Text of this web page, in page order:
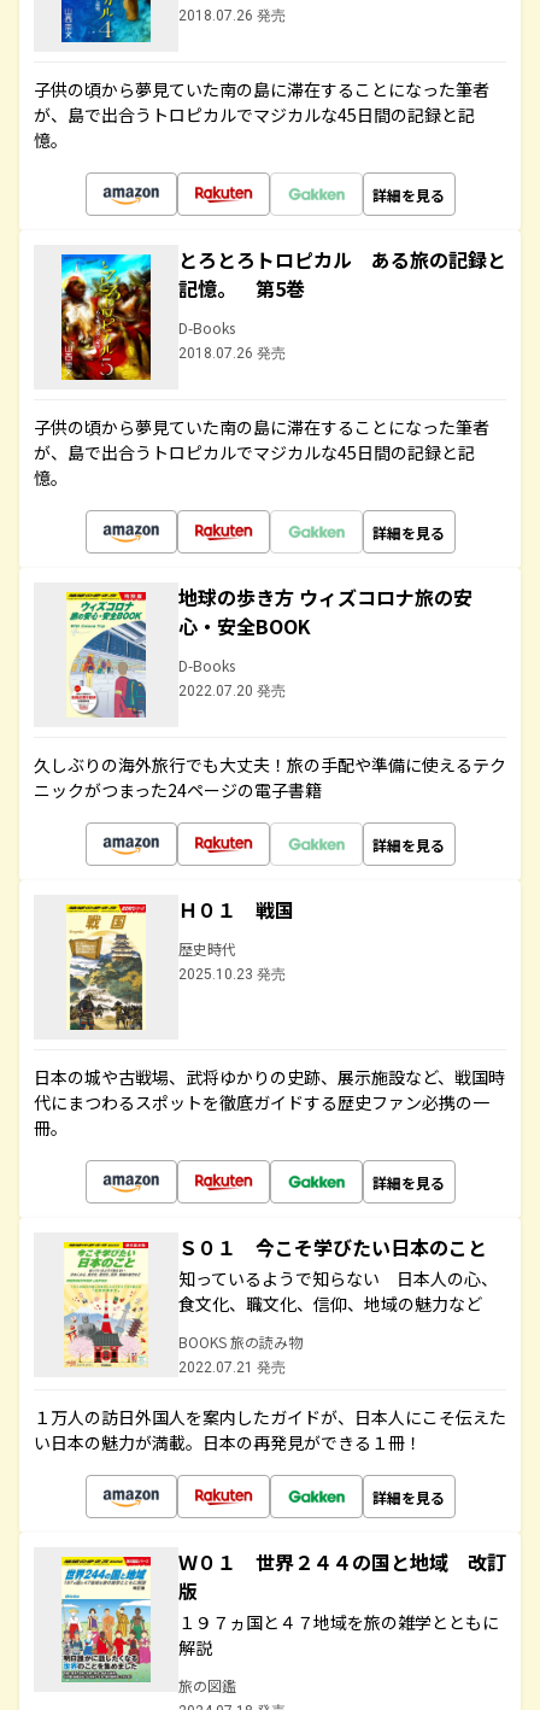
2018.07.26 発売
子供の頃から夢見ていた南の島に滞在することになった筆者
が、島で出合うトロピカルでマジカルな45日間の記録と記
憶。
詳細を見る
とろとろトロピカル ある旅の記録と
記憶。 第5巻
D-Books
2018.07.26 発売
子供の頃から夢見ていた南の島に滞在することになった筆者
が、島で出合うトロピカルでマジカルな45日間の記録と記
憶。
詳細を見る
地球の歩き方 ウィズコロナ旅の安
心・安全BOOK
D-Books
2022.07.20 発売
久しぶりの海外旅行でも大丈夫！旅の手配や準備に使えるテク
ニックがつまった24ページの電子書籍
詳細を見る
Ｈ０１ 戦国
歴史時代
2025.10.23 発売
日本の城や古戦場、武将ゆかりの史跡、展示施設など、戦国時
代にまつわるスポットを徹底ガイドする歴史ファン必携の一
冊。
詳細を見る
Ｓ０１ 今こそ学びたい日本のこと
知っているようで知らない 日本人の心、
食文化、職文化、信仰、地域の魅力など
BOOKS 旅の読み物
2022.07.21 発売
１万人の訪日外国人を案内したガイドが、日本人にこそ伝えた
い日本の魅力が満載。日本の再発見ができる１冊！
詳細を見る
Ｗ０１ 世界２４４の国と地域 改訂
版
１９７ヵ国と４７地域を旅の雑学とともに
解説
旅の図鑑